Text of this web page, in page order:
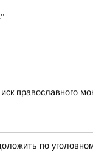
православного
по